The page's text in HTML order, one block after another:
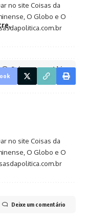
no site Coisas da
O Globo e O
Deixe um comentário
no site Coisas da
O Globo e O
Deixe um comentário